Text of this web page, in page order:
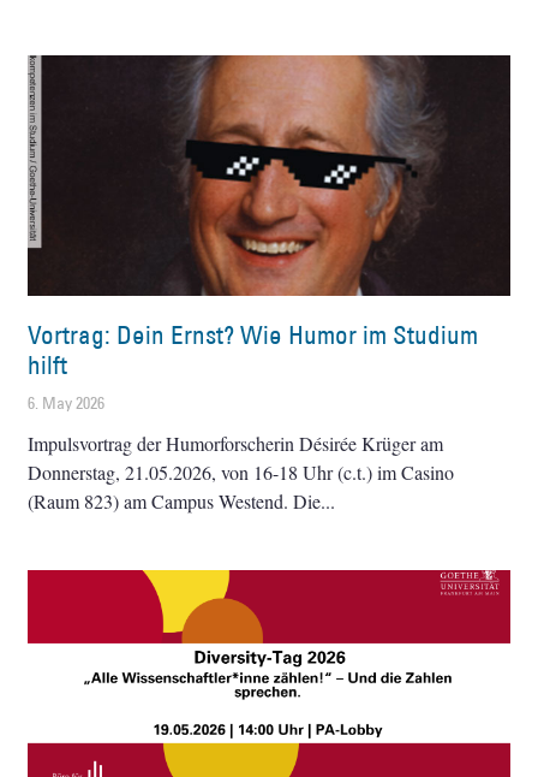
Vortrag: Dein Ernst? Wie Humor im Studium
hilft
6. May 2026
Impulsvortrag der Humorforscherin Désirée Krüger am
Donnerstag, 21.05.2026, von 16-18 Uhr (c.t.) im Casino
(Raum 823) am Campus Westend. Die